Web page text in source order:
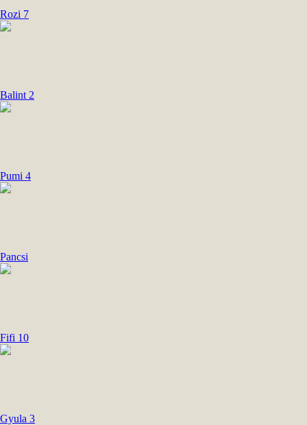
Rozi 7
Balint 2
Pumi 4
Pancsi
Fifi 10
Gyula 3